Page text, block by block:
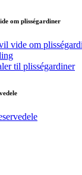
om plisségardiner
vide om
til plisségardiner